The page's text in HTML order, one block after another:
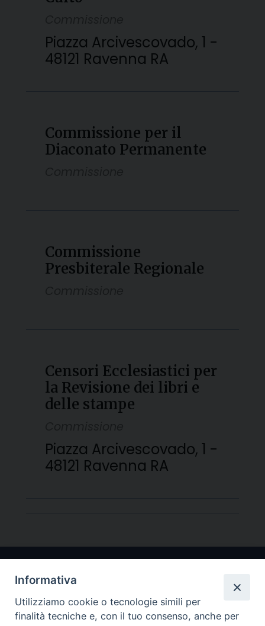
Piazza Arcivescovado, 1 -
48121 Ravenna RA
Commissione per il
Diaconato Permanente
Commissione
Presbiterale Regionale
Censori Ecclesiastici per
la Revisione dei libri e
delle stampe
Piazza Arcivescovado, 1 -
48121 Ravenna RA
Informativa
Utilizziamo cookie o tecnologie simili per
finalità tecniche e, con il tuo consenso, anche per